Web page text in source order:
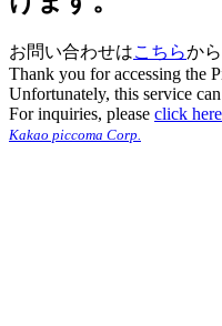
お問い合わせはこちらか
Thank you for accessing the
Unfortunately, this service
For inquiries, please click
Kakao piccoma Corp.